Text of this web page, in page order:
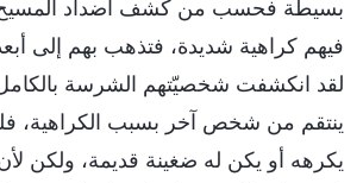
بسيطة فحسب من كشف أضداد المسيح
فيهم كراهية شديدة، فتذهب بهم إلى
لقد انكشفت شخصيّتهم الشرسة
ينتقم من شخص آخر بسبب الكراهية،
يكرهه أو يكن له ضغينة قديمة، ولكن